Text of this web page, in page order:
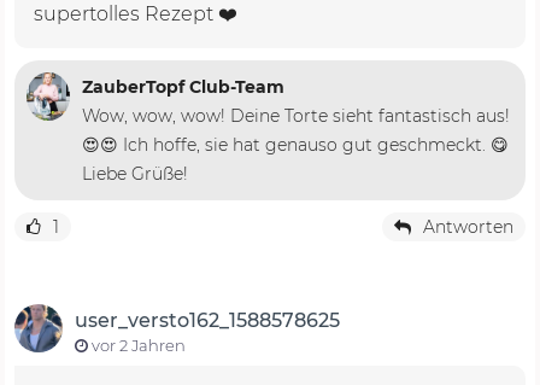
supertolles Rezept ❤️
ZauberTopf Club-Team
Wow, wow, wow! Deine Torte sieht fantastisch aus!
😍😍 Ich hoffe, sie hat genauso gut geschmeckt. 😋
Liebe Grüße!
1 Antworten
user_versto162_1588578625
vor 2 Jahren